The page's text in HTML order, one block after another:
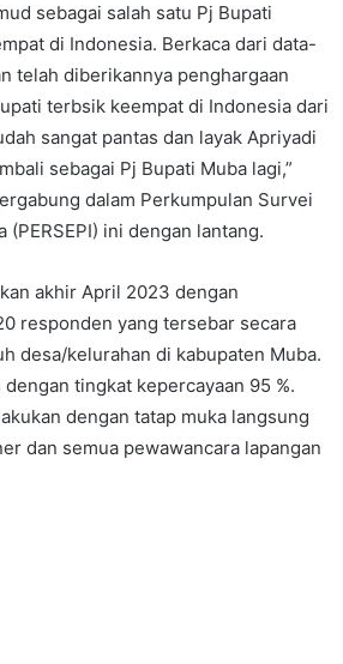
sebagai salah satu Pj Bupati
di Indonesia. Berkaca dari data-
telah diberikannya penghargaan
terbsik keempat di Indonesia dari
sangat pantas dan layak Apriyadi
sebagai Pj Bupati Muba lagi,”
dalam Perkumpulan Survei
(PERSEPI) ini dengan lantang.
akhir April 2023 dengan
responden yang tersebar secara
desa/kelurahan di kabupaten Muba.
tingkat kepercayaan 95 %.
dengan tatap muka langsung
dan semua pewawancara lapangan